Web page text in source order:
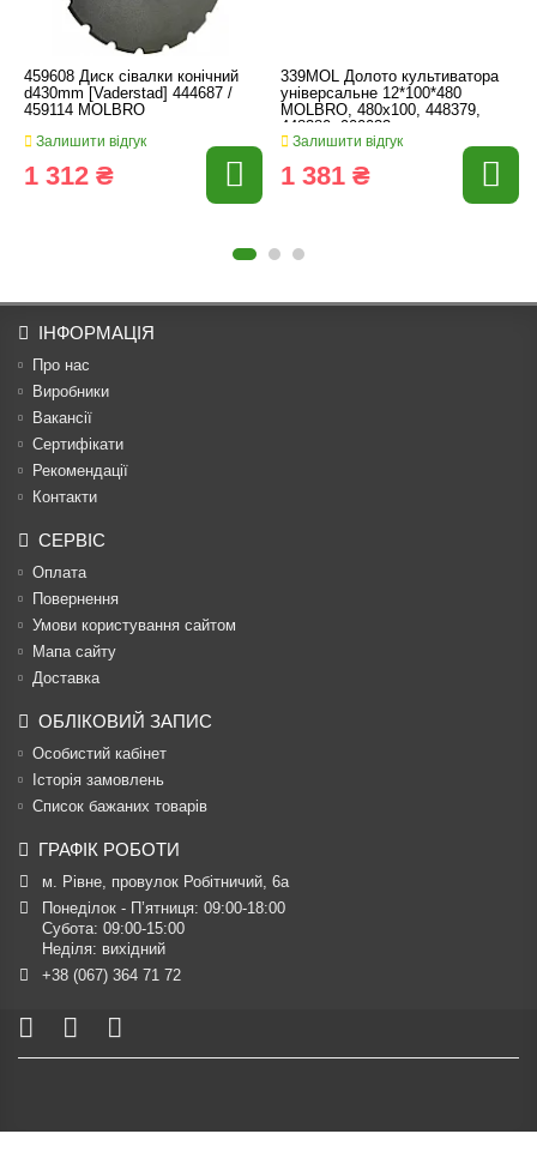
459608 Диск сівалки конічний
d430mm [Vaderstad] 444687 /
459114 MOLBRO
Залишити відгук
1 312 ₴
339MOL Долото культиватора
універсальне 12*100*480
MOLBRO, 480x100, 448379,
448380, 900033
Залишити відгук
1 381 ₴
ІНФОРМАЦІЯ
Про нас
Виробники
Вакансії
Сертифікати
Рекомендації
Контакти
СЕРВІС
Оплата
Повернення
Умови користування сайтом
Мапа сайту
Доставка
ОБЛІКОВИЙ ЗАПИС
Особистий кабінет
Історія замовлень
Список бажаних товарів
ГРАФІК РОБОТИ
м. Рівне, провулок Робітничий, 6а
Понеділок - П’ятниця: 09:00-18:00
Субота: 09:00-15:00
Неділя: вихідний
+38 (067) 364 71 72